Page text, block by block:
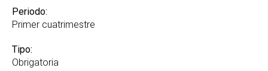
Periodo:
Primer cuatrimestre
Tipo:
Obrigatoria